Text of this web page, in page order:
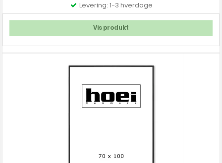
Levering: 1-3 hverdage
Vis produkt